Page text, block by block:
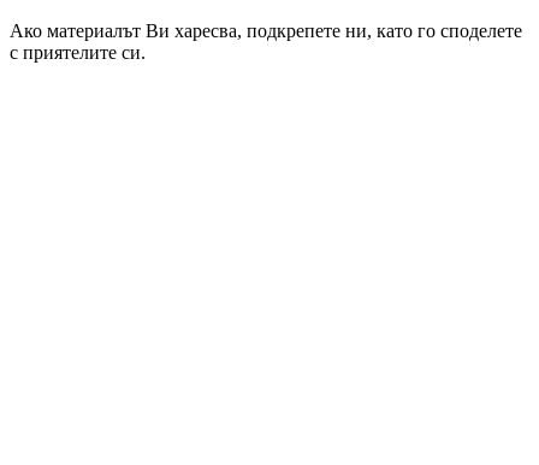
Ако материалът Ви харесва, подкрепете ни, като го споделете
с приятелите си.